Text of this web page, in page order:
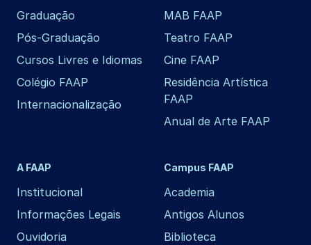
Graduação
Pós-Graduação
Cursos Livres e Idiomas
Colégio FAAP
Internacionalização
MAB FAAP
Teatro FAAP
Cine FAAP
Residência Artística
FAAP
Anual de Arte FAAP
A FAAP
Institucional
Informações Legais
Ouvidoria
Campus FAAP
Academia
Antigos Alunos
Biblioteca